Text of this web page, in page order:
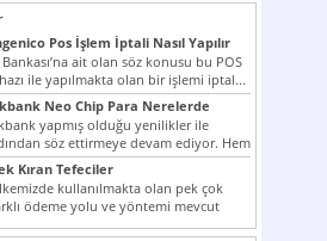
Pos İşlem İptali Nasıl Yapılır
Bankası’na ait olan söz konusu bu POS
ile yapılmakta olan bir işlemi iptal...
Neo Chip Para Nerelerde
yapmış olduğu yenilikler ile
söz ettirmeye devam ediyor. Hem
potansiyelini arttırmak hem...
Kıran Tefeciler
kullanılmakta olan pek çok
ödeme yolu ve yöntemi mevcut
ile beraber bunlar...